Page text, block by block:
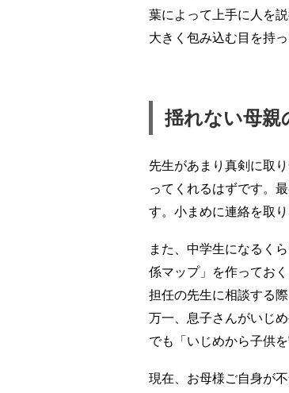
葉によって上手に人を
大きく包み込む目を持
揺れない母親
先生があまり真剣に取
ってくれるはずです。
す。小まめに連絡を取
また、中学生になるく
係マップ」を作ってお
担任の先生に相談する際
万一、息子さんがいじ
でも「いじめから子供
現在、お母様ご自身が